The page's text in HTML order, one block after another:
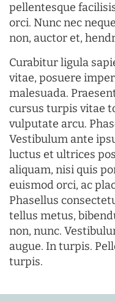
pellentesque
orci. Nunc nec
non, auctor et,
Curabitur ligula
vitae, posuere
malesuada.
cursus turpis vitae
vulputate arcu.
Vestibulum ante
luctus et ultrices
aliquam, nisi quis
euismod orci, ac
Phasellus
tellus metus,
non, nunc.
augue. In turpis.
turpis.